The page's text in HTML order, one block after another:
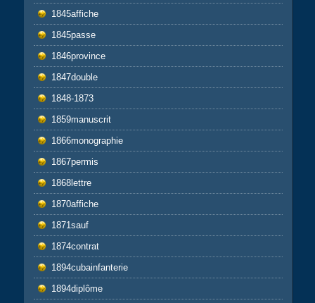
1845affiche
1845passe
1846province
1847double
1848-1873
1859manuscrit
1866monographie
1867permis
1868lettre
1870affiche
1871sauf
1874contrat
1894cubainfanterie
1894diplôme